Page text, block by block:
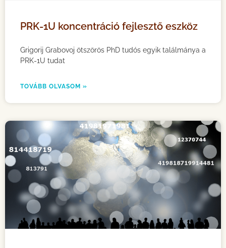
PRK-1U koncentráció fejlesztő eszköz
Grigorij Grabovoj ötszörös PhD tudós egyik találmánya a
PRK-1U tudat
TOVÁBB OLVASOM »